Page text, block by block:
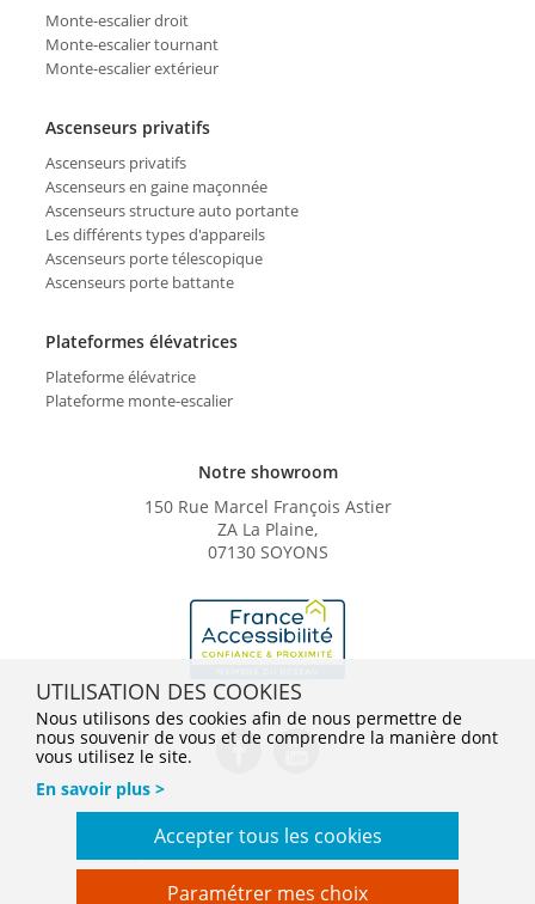
Notre showroom
150 Rue Marcel François Astier
ZA La Plaine,
07130 SOYONS
Monte-escalier droit
Monte-escalier tournant
Monte-escalier extérieur
Ascenseurs privatifs
Ascenseurs privatifs
Ascenseurs en gaine maçonnée
Ascenseurs structure auto portante
Les différents types d'appareils
Ascenseurs porte télescopique
Ascenseurs porte battante
Plateformes élévatrices
Plateforme élévatrice
Plateforme monte-escalier
Conditions Générales de Vente
Mentions légales
Politique de confidentialité
En savoir plus
Nos tarifs
UTILISATION DES COOKIES
Nous utilisons des cookies afin de nous permettre de
nous souvenir de vous et de comprendre la manière dont
vous utilisez le site.
En savoir plus >
Accepter tous les cookies
Paramétrer mes choix